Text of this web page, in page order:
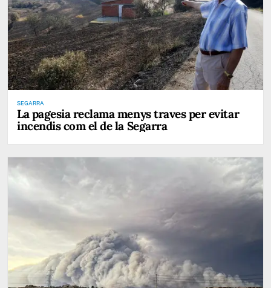
SEGARRA
La pagesia reclama menys traves per evitar
incendis com el de la Segarra